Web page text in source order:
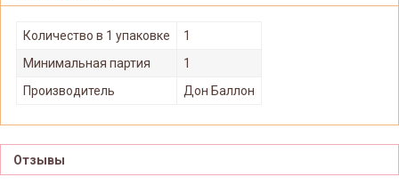
Количество в 1 упаковке
1
Минимальная партия
1
Производитель
Дон Баллон
Отзывы